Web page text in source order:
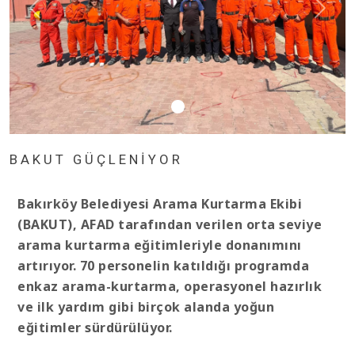
BAKUT GÜÇLENİYOR
Bakırköy Belediyesi Arama Kurtarma Ekibi
(BAKUT), AFAD tarafından verilen orta seviye
arama kurtarma eğitimleriyle donanımını
artırıyor. 70 personelin katıldığı programda
enkaz arama-kurtarma, operasyonel hazırlık
ve ilk yardım gibi birçok alanda yoğun
eğitimler sürdürülüyor.